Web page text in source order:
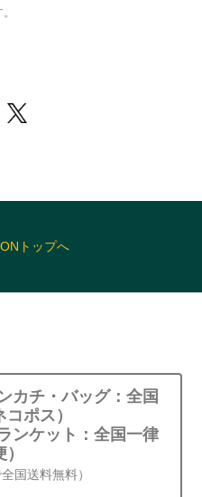
トップへ
カチ・バッグ：全国
ポス）
ンケット：全国一律
国送料無料）